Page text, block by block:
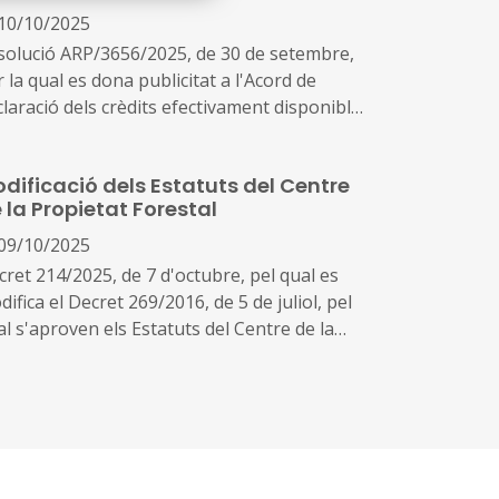
10/10/2025
ARP/3656/2025, de 30 de setembre,
la qual es dona publicitat a l'Acord de
dels crèdits efectivament disponibles
2025, corresponents a la redacció i
dels instruments d'ordenació forestal
6881.4 del PEPAC 2023-2027),
mitjançant la Resolució
1119/2025, de 13 de març
dels Estatuts del Centre
la Propietat Forestal
10/2025
214/2025, de 7 d'octubre, pel qual es
el Decret 269/2016, de 5 de juliol, pel
s'aproven els Estatuts del Centre de la